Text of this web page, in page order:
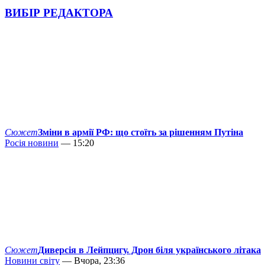
ВИБІР РЕДАКТОРА
СюжетЗміни в армії РФ: що стоїть за рішенням Путіна
Росія новини — 15:20
СюжетДиверсія в Лейпцигу. Дрон біля українського літака
Новини світу — Вчора, 23:36